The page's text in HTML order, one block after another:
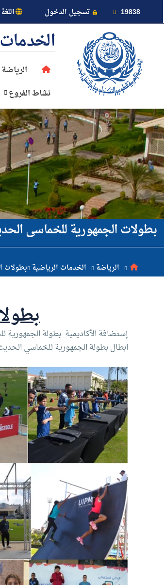
19838 تسجيل الدخول اللغة
عن الأكاديمية
النقل البحري
القبول والتسجيل
الدراسات الأكاديمية
طلبة الأكاديمية
البحث العلمي
التدريب والخدمة المجتمعية
الرياضة
نشاط الفروع
بطولات الجمهورية للخماسى الحديث
الرياضة الخدمات الرياضية بطولات
ابطال بطولة الجمهورية للخماسي الحديث تحت 15 سنة